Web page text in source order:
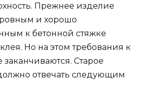
Прежнее изделие
и хорошо
к бетонной стяжке
Но на этом требования к
Старое
отвечать следующим